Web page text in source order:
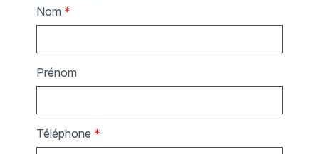
Nom *
Prénom
Téléphone *